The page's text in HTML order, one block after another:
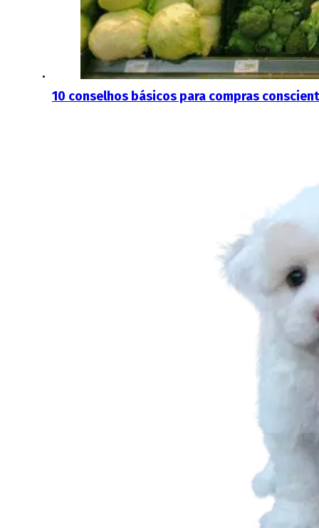
10 conselhos básicos para compras